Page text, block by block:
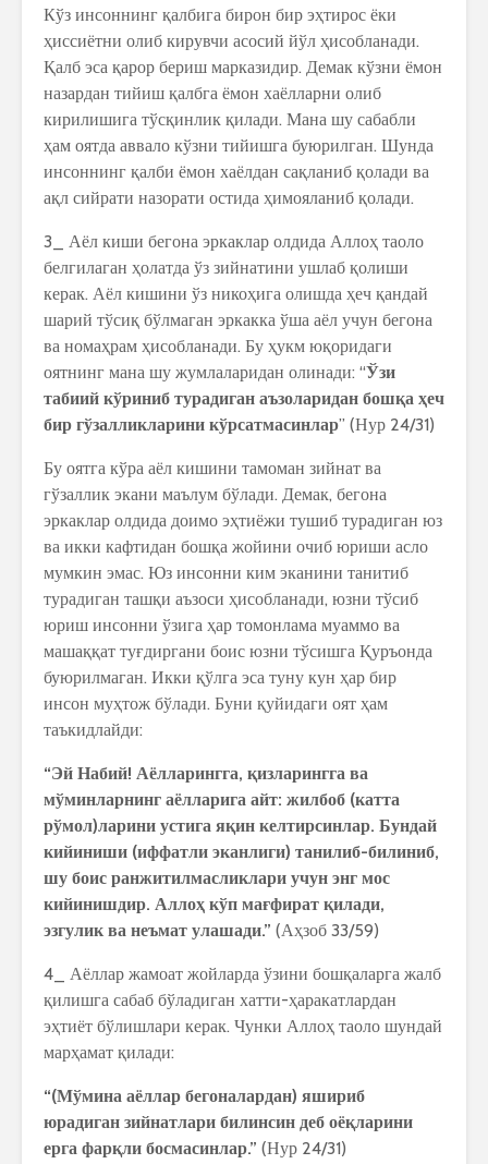
Кўз инсоннинг қалбига бирон бир эҳтирос ёки
ҳиссиётни олиб кирувчи асосий йўл ҳисобланади.
Қалб эса қарор бериш марказидир. Демак кўзни ёмон
назардан тийиш қалбга ёмон хаёлларни олиб
кирилишига тўсқинлик қилади. Мана шу сабабли
ҳам оятда аввало кўзни тийишга буюрилган. Шунда
инсоннинг қалби ёмон хаёлдан сақланиб қолади ва
ақл сийрати назорати остида ҳимояланиб қолади.
3_ Аёл киши бегона эркаклар олдида Аллоҳ таоло
белгилаган ҳолатда ўз зийнатини ушлаб қолиши
керак. Аёл кишини ўз никоҳига олишда ҳеч қандай
шарий тўсиқ бўлмаган эркакка ўша аёл учун бегона
ва номаҳрам ҳисобланади. Бу ҳукм юқоридаги
оятнинг мана шу жумлаларидан олинади: “Ўзи
табиий кўриниб турадиган аъзоларидан бошқа ҳеч
бир гўзалликларини кўрсатмасинлар” (Нур 24/31)
Бу оятга кўра аёл кишини тамоман зийнат ва
гўзаллик экани маълум бўлади. Демак, бегона
эркаклар олдида доимо эҳтиёжи тушиб турадиган юз
ва икки кафтидан бошқа жойини очиб юриши асло
мумкин эмас. Юз инсонни ким эканини танитиб
турадиган ташқи аъзоси ҳисобланади, юзни тўсиб
юриш инсонни ўзига ҳар томонлама муаммо ва
машаққат туғдиргани боис юзни тўсишга Қуръонда
буюрилмаган. Икки қўлга эса туну кун ҳар бир
инсон муҳтож бўлади. Буни қуйидаги оят ҳам
таъкидлайди:
“Эй Набий! Аёлларингга, қизларингга ва
мўминларнинг аёлларига айт: жилбоб (катта
рўмол)ларини устига яқин келтирсинлар. Бундай
кийиниши (иффатли эканлиги) танилиб-билиниб,
шу боис ранжитилмасликлари учун энг мос
кийинишдир. Аллоҳ кўп мағфират қилади,
эзгулик ва неъмат улашади.” (Аҳзоб 33/59)
4_ Аёллар жамоат жойларда ўзини бошқаларга жалб
қилишга сабаб бўладиган хатти-ҳаракатлардан
эҳтиёт бўлишлари керак. Чунки Аллоҳ таоло шундай
марҳамат қилади:
“(Мўмина аёллар бегоналардан) яшириб
юрадиган зийнатлари билинсин деб оёқларини
ерга фарқли босмасинлар.” (Нур 24/31)